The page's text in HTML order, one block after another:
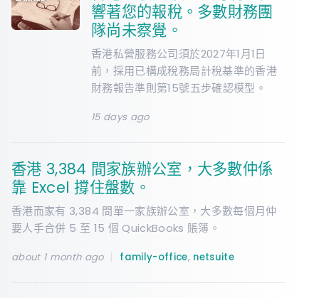
響著您的報稅。多數財務團
隊尚未察覺。
香港私營服務公司須於2027年1月1日
前，採用已構成稅務局計稅基準的香港
財務報告準則第15號五步確認模型。
15 days ago
香港 3,384 間家族辦公室，大多數仲係
靠 Excel 撐住盤數。
香港而家有 3,384 間單一家族辦公室，大多數每個月仲
要人手合併 5 至 15 個 QuickBooks 賬簿。
about 1 month ago| family-office, netsuite